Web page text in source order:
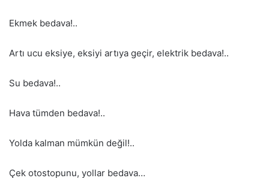
Ekmek bedava!..
Artı ucu eksiye, eksiyi artıya geçir, elektrik bedava!..
Su bedava!..
Hava tümden bedava!..
Yolda kalman mümkün değil!..
Çek otostopunu, yollar bedava…